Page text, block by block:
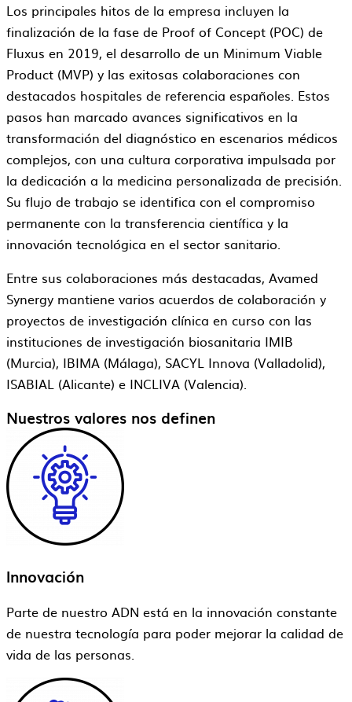
Los principales hitos de la empresa incluyen la
finalización de la fase de Proof of Concept (POC) de
Fluxus en 2019, el desarrollo de un Minimum Viable
Product (MVP) y las exitosas colaboraciones con
destacados hospitales de referencia españoles. Estos
pasos han marcado avances significativos en la
transformación del diagnóstico en escenarios médicos
complejos, con una cultura corporativa impulsada por
la dedicación a la medicina personalizada de precisión.
Su flujo de trabajo se identifica con el compromiso
permanente con la transferencia científica y la
innovación tecnológica en el sector sanitario.
Entre sus colaboraciones más destacadas, Avamed
Synergy mantiene varios acuerdos de colaboración y
proyectos de investigación clínica en curso con las
instituciones de investigación biosanitaria IMIB
(Murcia), IBIMA (Málaga), SACYL Innova (Valladolid),
ISABIAL (Alicante) e INCLIVA (Valencia).
Nuestros valores nos definen
Innovación
Parte de nuestro ADN está en la innovación constante
de nuestra tecnología para poder mejorar la calidad de
vida de las personas.